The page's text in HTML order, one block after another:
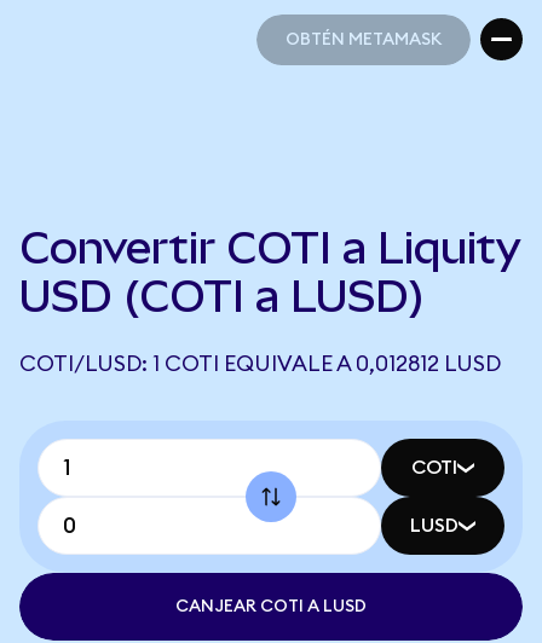
OBTÉN METAMASK
Convertir COTI a Liquity
USD (COTI a LUSD)
COTI/LUSD: 1 COTI EQUIVALE A 0,012812 LUSD
COTI
LUSD
CANJEAR COTI A LUSD